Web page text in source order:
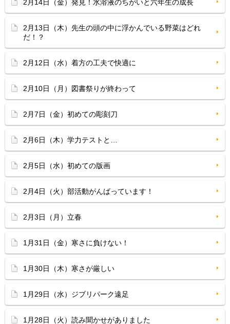
2月14日（金）発見！水溶液のちがいと六年生の成長
2月13日（木）先生の頭の中に浮かんでいる野菜はどれ
だ！？
2月12日（水）着方の工夫で快適に
2月10日（月）図書祭りが終わって
2月7日（金）初めての彫刻刀
2月6日（木）学力テストと…
2月5日（水）初めての版画
2月4日（火）部活動がんばっています！
2月3日（月）立春
1月31日（金）寒さに負けない！
1月30日（木）寒さが厳しい
1月29日（水）ジブリパーク遠足
1月28日（火）読み聞かせがありました